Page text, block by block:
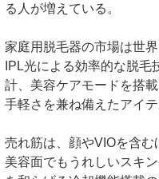
る人が増えている。
家庭用脱毛器の市場は世界
IPL光による効率的な脱
計、美容ケアモードを搭
手軽さを兼ね備えたアイ
売れ筋は、顔やVIOを含む
美容面でもうれしいスキ